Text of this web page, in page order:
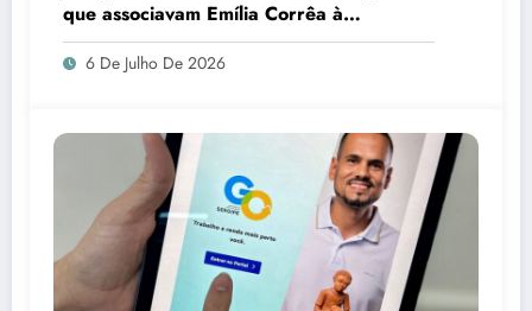
que associavam Emília Corrêa à
corrupção e identificar responsáveis
6 De Julho De 2026